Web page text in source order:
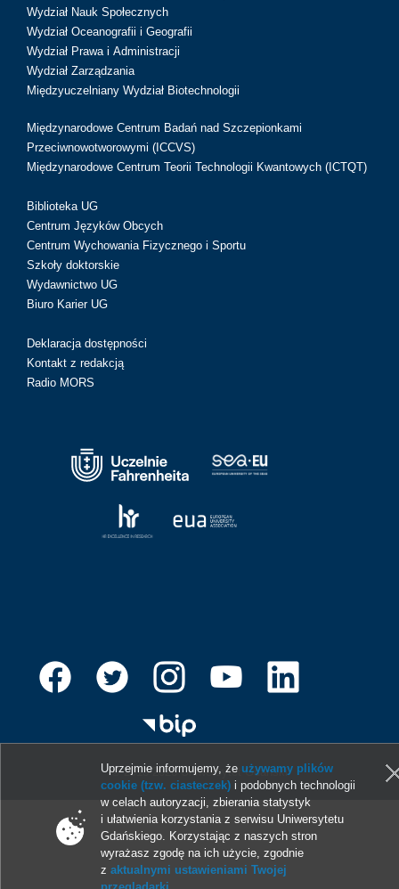
Wydział Nauk Społecznych
Wydział Oceanografii i Geografii
Wydział Prawa i Administracji
Wydział Zarządzania
Międzyuczelniany Wydział Biotechnologii
Międzynarodowe Centrum Badań nad Szczepionkami
Przeciwnowotworowymi (ICCVS)
Międzynarodowe Centrum Teorii Technologii Kwantowych (ICTQT)
Biblioteka UG
Centrum Języków Obcych
Centrum Wychowania Fizycznego i Sportu
Szkoły doktorskie
Wydawnictwo UG
Biuro Karier UG
Deklaracja dostępności
Kontakt z redakcją
Radio MORS
© 2013-2026 Uniwersytet Gdański
Uprzejmie informujemy, że używamy plików
cookie (tzw. ciasteczek) i podobnych technologii
w celach autoryzacji, zbierania statystyk
i ułatwienia korzystania z serwisu Uniwersytetu
Gdańskiego. Korzystając z naszych stron
wyrażasz zgodę na ich użycie, zgodnie
zaktualnymi ustawieniami Twojej